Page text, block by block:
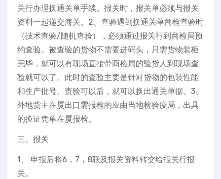
关行办理换通关单手续。报关时，报关单必须与报关
资料一起递交海关。2、查验遇到换通关单商检查验时
（技术查验/随机查验），必须通过报关行到商检局预
约查验。被查验的货物不需要进码头，只需货物装柜
完毕，就可以有现场直接带商检局的验货人到现场查
验就可以了。此时的查验主要是针对货物的包装性能
和生产批号。查验可以后，就可以换出通关单据。3、
外地货主在厦出口需报检的应由当地检验疫局，出具
的换证凭单在厦报检。
三、报关
1、 申报后将6，7，8联及报关资料转交给报关行报
关。